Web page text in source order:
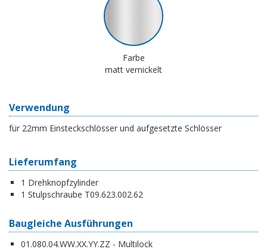
Farbe
matt vernickelt
Verwendung
für 22mm Einsteckschlösser und aufgesetzte Schlösser
Lieferumfang
1 Drehknopfzylinder
1 Stulpschraube T09.623.002.62
Baugleiche Ausführungen
01.080.04.WW.XX.YY.ZZ - Multilock